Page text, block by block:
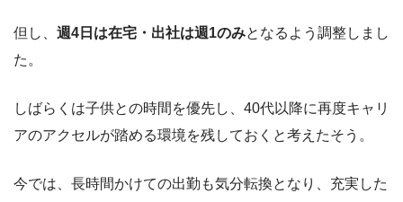
但し、 週4日は在宅・出社は週1のみとなるよう調整しまし
た。
しばらくは子供との時間を優先し、40代以降に再度キャリ
アのアクセルが踏める環境を残しておくと考えたそう。
今では、長時間かけての出勤も気分転換となり、充実した